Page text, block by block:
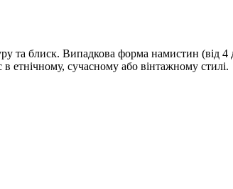
блиск. Випадкова форма намистин (від 4
в етнічному, сучасному або вінтажному стилі.